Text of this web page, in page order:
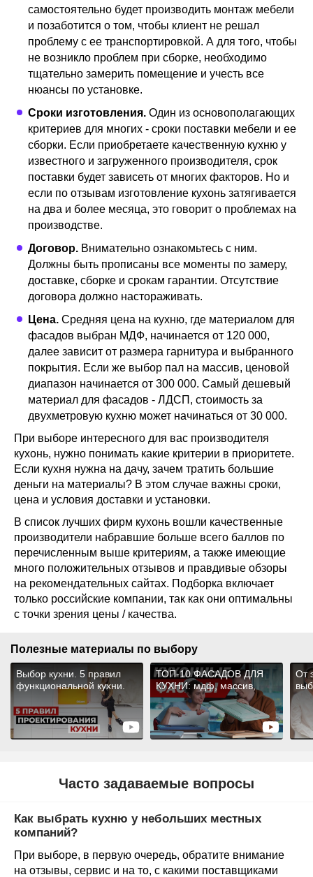
Мебельная
фабрика Олан
Смотреть
самостоятельно будет производить монтаж мебели
и позаботится о том, чтобы клиент не решал
проблему с ее транспортировкой. А для того, чтобы
не возникло проблем при сборке, необходимо
тщательно замерить помещение и учесть все
нюансы по установке.
Сроки изготовления. Один из основополагающих
критериев для многих - сроки поставки мебели и ее
сборки. Если приобретаете качественную кухню у
известного и загруженного производителя, срок
поставки будет зависеть от многих факторов. Но и
если по отзывам изготовление кухонь затягивается
на два и более месяца, это говорит о проблемах на
производстве.
Договор. Внимательно ознакомьтесь с ним.
Должны быть прописаны все моменты по замеру,
доставке, сборке и срокам гарантии. Отсутствие
договора должно настораживать.
Цена. Средняя цена на кухню, где материалом для
фасадов выбран МДФ, начинается от 120 000,
далее зависит от размера гарнитура и выбранного
покрытия. Если же выбор пал на массив, ценовой
диапазон начинается от 300 000. Самый дешевый
материал для фасадов - ЛДСП, стоимость за
двухметровую кухню может начинаться от 30 000.
При выборе интересного для вас производителя
кухонь, нужно понимать какие критерии в приоритете.
Если кухня нужна на дачу, зачем тратить большие
деньги на материалы? В этом случае важны сроки,
цена и условия доставки и установки.
В список лучших фирм кухонь вошли качественные
производители набравшие больше всего баллов по
перечисленным выше критериям, а также имеющие
много положительных отзывов и правдивые обзоры
на рекомендательных сайтах. Подборка включает
только российские компании, так как они оптимальны
с точки зрения цены / качества.
Полезные материалы по выбору
Часто задаваемые вопросы
Как выбрать кухню у небольших местных
компаний?
При выборе, в первую очередь, обратите внимание
на отзывы, сервис и на то, с какими поставщиками